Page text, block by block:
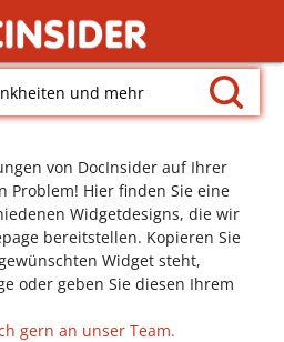
und mehr
von DocInsider auf Ihrer
Problem! Hier finden Sie eine
Widgetdesigns, die wir
bereitstellen. Kopieren Sie
Widget steht,
oder geben Sie diesen Ihrem
gern an unser Team.